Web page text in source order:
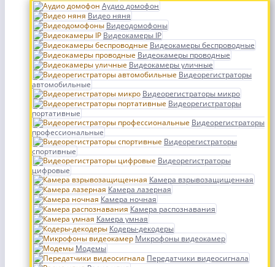
Аудио домофон
Видео няня
Видеодомофоны
Видеокамеры IP
Видеокамеры беспроводные
Видеокамеры проводные
Видеокамеры уличные
Видеорегистраторы
автомобильные
Видеорегистраторы микро
Видеорегистраторы
портативные
Видеорегистраторы
профессиональные
Видеорегистраторы
спортивные
Видеорегистраторы
цифровые
Камера взрывозащищенная
Камера лазерная
Камера ночная
Камера распознавания
Камера умная
Кодеры-декодеры
Микрофоны видеокамер
Модемы
Передатчики видеосигнала